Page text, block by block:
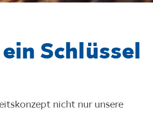
Schlüssel
nicht nur unsere